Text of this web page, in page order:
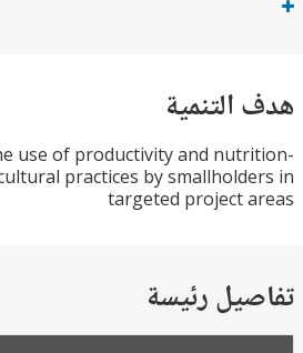
the use of productivity and
agricultural practices by
targeted project
رئيسة